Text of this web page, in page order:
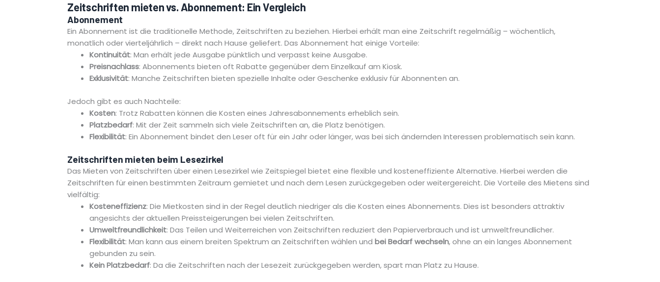
Zeitschriften mieten vs. Abonnement: Ein Vergleich
Abonnement
Ein Abonnement ist die traditionelle Methode, Zeitschriften zu beziehen. Hierbei erhält man eine Zeitschrift regelmäßig – wöchentlich,
monatlich oder vierteljährlich – direkt nach Hause geliefert. Das Abonnement hat einige Vorteile:
Kontinuität: Man erhält jede Ausgabe pünktlich und verpasst keine Ausgabe.
Preisnachlass: Abonnements bieten oft Rabatte gegenüber dem Einzelkauf am Kiosk.
Exklusivität: Manche Zeitschriften bieten spezielle Inhalte oder Geschenke exklusiv für Abonnenten an.
Jedoch gibt es auch Nachteile:
Kosten: Trotz Rabatten können die Kosten eines Jahresabonnements erheblich sein.
Platzbedarf: Mit der Zeit sammeln sich viele Zeitschriften an, die Platz benötigen.
Flexibilität: Ein Abonnement bindet den Leser oft für ein Jahr oder länger, was bei sich ändernden Interessen problematisch sein kann.
Zeitschriften mieten beim Lesezirkel
Das Mieten von Zeitschriften über einen Lesezirkel wie Zeitspiegel bietet eine flexible und kosteneffiziente Alternative. Hierbei werden die
Zeitschriften für einen bestimmten Zeitraum gemietet und nach dem Lesen zurückgegeben oder weitergereicht. Die Vorteile des Mietens sind
vielfältig:
Kosteneffizienz: Die Mietkosten sind in der Regel deutlich niedriger als die Kosten eines Abonnements. Dies ist besonders attraktiv
angesichts der aktuellen Preissteigerungen bei vielen Zeitschriften.
Umweltfreundlichkeit: Das Teilen und Weiterreichen von Zeitschriften reduziert den Papierverbrauch und ist umweltfreundlicher.
Flexibilität: Man kann aus einem breiten Spektrum an Zeitschriften wählen undbei Bedarf wechseln, ohne an ein langes Abonnement
gebunden zu sein.
Kein Platzbedarf: Da die Zeitschriften nach der Lesezeit zurückgegeben werden, spart man Platz zu Hause.